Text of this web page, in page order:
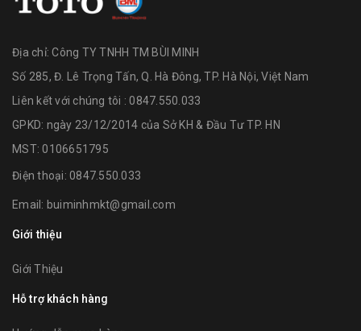
Địa chỉ:Công TY TNHH TM BÙI MINH
Số 285, Đ. Lê Trọng Tấn, Q. Hà Đông, TP. Hà Nội, Việt Nam
Liên kết với chúng tôi : 0847.550.033
GPKD: ngày 23/12/2014 của Sở KH & Đầu Tư TP. HN
MST: 0106651795
Điện thoại: 0847.550.033
Email: buiminhmkt@gmail.com
Giới thiệu
Giới Thiệu
Hỗ trợ khách hàng